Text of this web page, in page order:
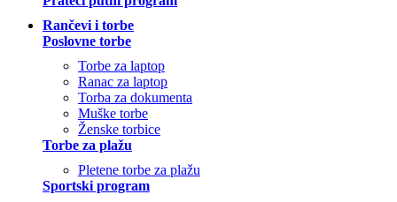
Rančevi i torbe
Poslovne torbe
Torbe za laptop
Ranac za laptop
Torba za dokumenta
Muške torbe
Ženske torbice
Torbe za plažu
Pletene torbe za plažu
Sportski program